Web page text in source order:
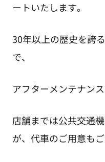
ートいたします。
30年以上の歴史を誇
で、
アフターメンテナン
店舗までは公共交通
が、代車のご用意もご